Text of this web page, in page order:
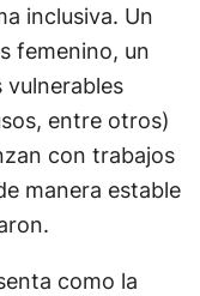
inclusiva. Un
femenino, un
vulnerables
entre otros)
con trabajos
manera estable
como la